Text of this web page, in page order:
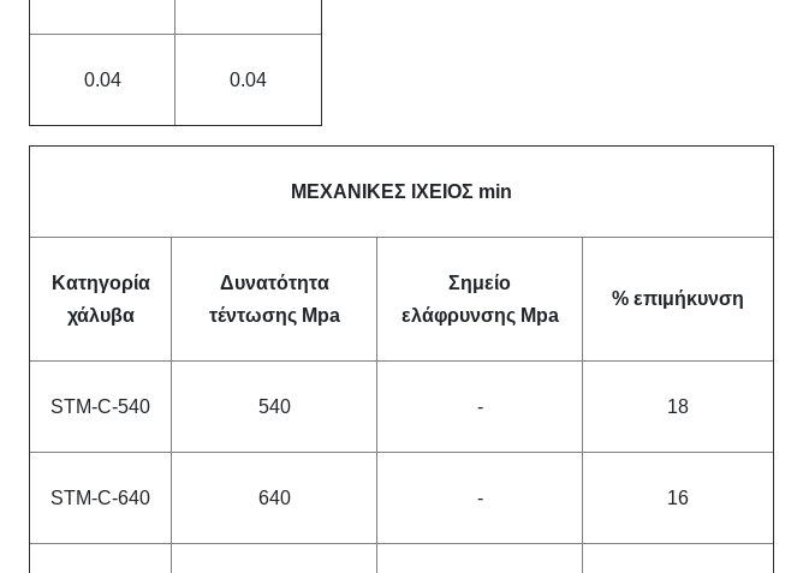
0.04 0.04
ΜΕΧΑΝΙΚΕΣ ΙΧΕΙΟΣ min
Κατηγορία
χάλυβα
Δυνατότητα
τέντωσης Mpa
Σημείο
ελάφρυνσης Mpa
% επιμήκυνση
STM-C-540 540 - 18
STM-C-640 640 - 16